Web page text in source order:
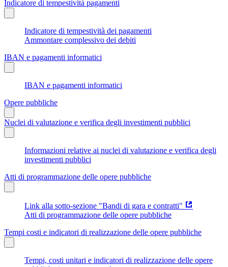
Indicatore di tempestività pagamenti
Indicatore di tempestività dei pagamenti
Ammontare complessivo dei debiti
IBAN e pagamenti informatici
IBAN e pagamenti informatici
Opere pubbliche
Nuclei di valutazione e verifica degli investimenti pubblici
Informazioni relative ai nuclei di valutazione e verifica degli
investimenti pubblici
Atti di programmazione delle opere pubbliche
Link alla sotto-sezione "Bandi di gara e contratti"
Atti di programmazione delle opere pubbliche
Tempi costi e indicatori di realizzazione delle opere pubbliche
Tempi, costi unitari e indicatori di realizzazione delle opere